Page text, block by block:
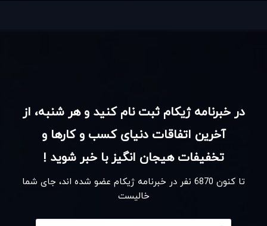
این شرکت در حال حاضر بیش از ۳۰۰ فروشگاه در ایالات
متحده دارد و در کشورهایی مثل انگلیس، روسیه، کانادا،
اسپانیا، ژاپن و بسیاری از کشورهای دیگر شعبه دارد و در
حدود ۶۵۰۰۰ نفر کارمند دارد.
در خبرنامه ژیکام ثبت نام کنید و هر شنبه، از
آخرین اتفاقات دنیای کسب و کارها و
تخفیفات هیجان انگیز با خبر شوید !
تا کنون 6870 نفر در خبرنامه ژیکام عضو شده اند، جای شما
خالیست